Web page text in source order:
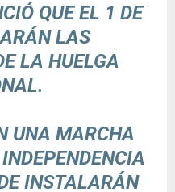
QUE EL 1 DE
LAS
LA HUELGA
UNA MARCHA
INSTALARÁN